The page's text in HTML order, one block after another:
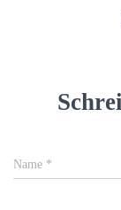
Name *